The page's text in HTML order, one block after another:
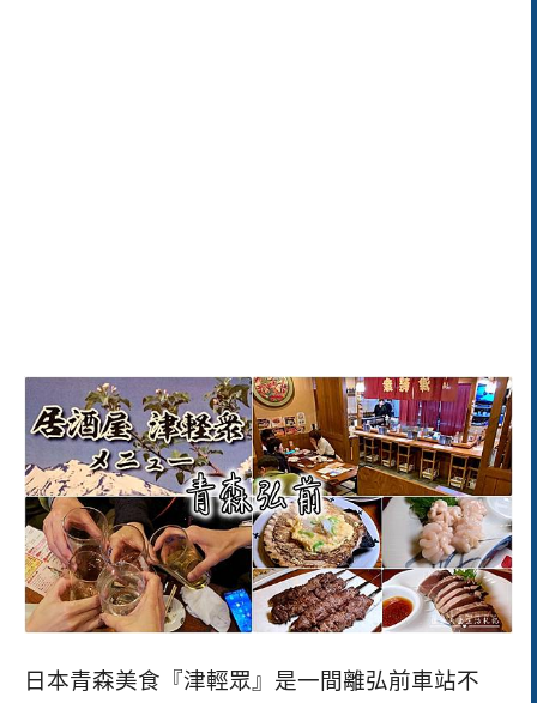
日本青森美食『津輕眾』是一間離弘前車站不